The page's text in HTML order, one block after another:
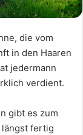
die vom
in den Haaren
jedermann
verdient.
gibt es zum
längst fertig